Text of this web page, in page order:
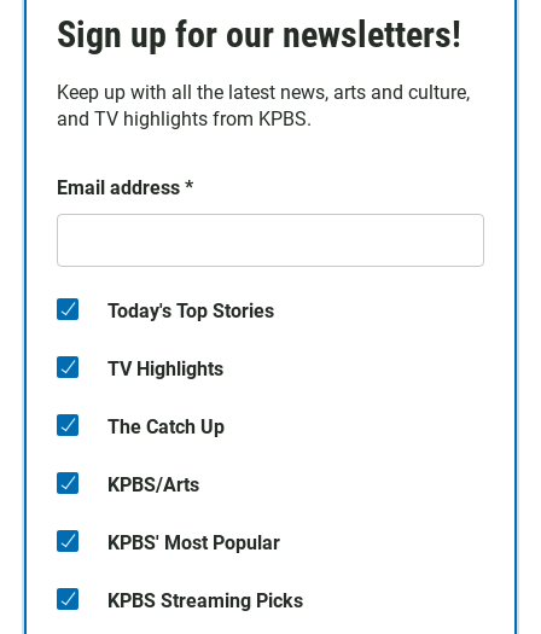
Sign up for our newsletters!
Keep up with all the latest news, arts and culture,
and TV highlights from KPBS.
Email address *
Today's Top Stories
TV Highlights
The Catch Up
KPBS/Arts
KPBS' Most Popular
KPBS Streaming Picks